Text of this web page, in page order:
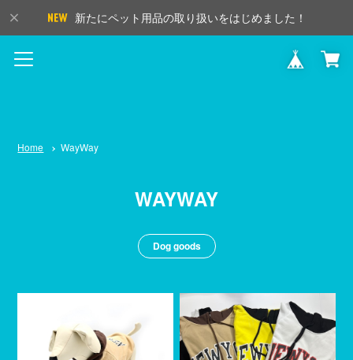
新たにペット用品の取り扱いをはじめました！
Home WayWay
WAYWAY
Dog goods